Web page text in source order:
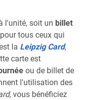
l'unité, soit un billet
tous ceux qui
la Leipzig Card,
carte est
ou de billet de
l'utilisation des
, vous bénéficiez